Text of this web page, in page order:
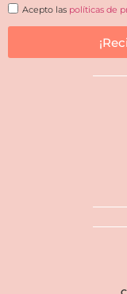
Acepto las políticas de